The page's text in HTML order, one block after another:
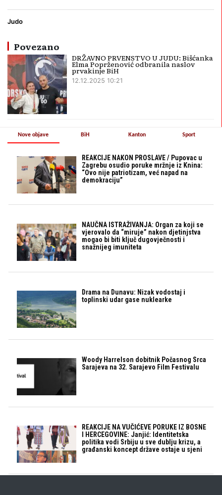
Judo
Povezano
DRŽAVNO PRVENSTVO U JUDU: Bišćanka
Elma Poprženović odbranila naslov
prvakinje BiH
12.12.2025 10:21
Nove objave
REAKCIJE NAKON PROSLAVE / Pupovac u
Zagrebu osudio poruke mržnje iz Knina:
“Ovo nije patriotizam, već napad na
demokraciju”
NAUČNA ISTRAŽIVANJA: Organ za koji se
vjerovalo da “miruje” nakon djetinjstva
mogao bi biti ključ dugovječnosti i
snažnijeg imuniteta
Drama na Dunavu: Nizak vodostaj i
toplinski udar gase nuklearke
Woody Harrelson dobitnik Počasnog Srca
Sarajeva na 32. Sarajevo Film Festivalu
REAKCIJE NA VUČIĆEVE PORUKE IZ BOSNE
I HERCEGOVINE: Janjić: Identitetska
politika vodi Srbiju u sve dublju krizu, a
građanski koncept države ostaje u sjeni
BiH Kanton Sport